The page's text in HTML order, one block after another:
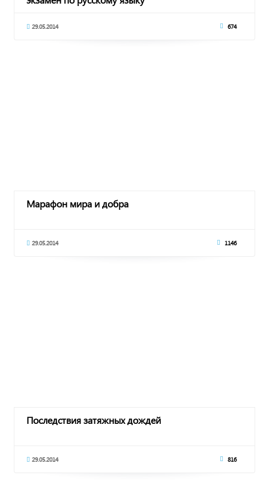
29.05.2014 674
Марафон мира и добра
29.05.2014 1146
Последствия затяжных дождей
29.05.2014 816